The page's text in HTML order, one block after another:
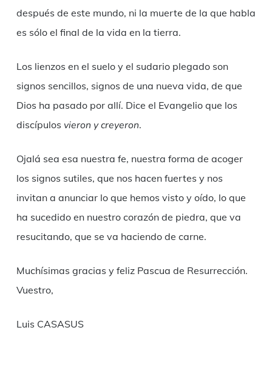
después de este mundo, ni la muerte de la que habla
es sólo el final de la vida en la tierra.
Los lienzos en el suelo y el sudario plegado son
signos sencillos, signos de una nueva vida, de que
Dios ha pasado por allí. Dice el Evangelio que los
discípulos vieron y creyeron.
Ojalá sea esa nuestra fe, nuestra forma de acoger
los signos sutiles, que nos hacen fuertes y nos
invitan a anunciar lo que hemos visto y oído, lo que
ha sucedido en nuestro corazón de piedra, que va
resucitando, que se va haciendo de carne.
Muchísimas gracias y feliz Pascua de Resurrección.
Vuestro,
Luis CASASUS